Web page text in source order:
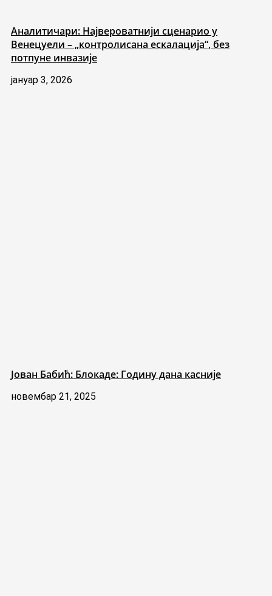
Аналитичари: Највероватнији сценарио у
Венецуели – „контролисана ескалација“, без
потпуне инвазије
јануар 3, 2026
Јован Бабић: Блокаде: Годину дана касније
новембар 21, 2025